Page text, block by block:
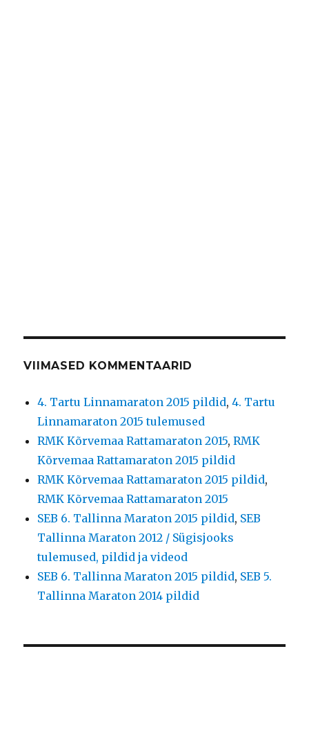
VIIMASED KOMMENTAARID
4. Tartu Linnamaraton 2015 pildid,4. Tartu
Linnamaraton 2015 tulemused
RMK Kõrvemaa Rattamaraton 2015,RMK
Kõrvemaa Rattamaraton 2015 pildid
RMK Kõrvemaa Rattamaraton 2015 pildid,
RMK Kõrvemaa Rattamaraton 2015
SEB 6. Tallinna Maraton 2015 pildid, SEB
Tallinna Maraton 2012 / Sügisjooks
tulemused, pildid ja videod
SEB 6. Tallinna Maraton 2015 pildid, SEB 5.
Tallinna Maraton 2014 pildid